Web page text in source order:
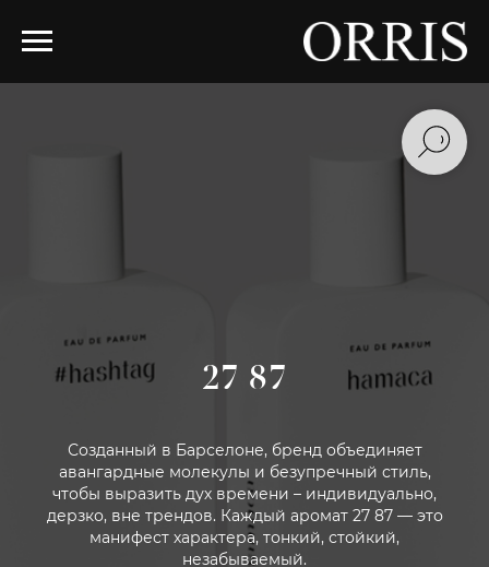
27 87
Созданный в Барселоне, бренд объединяет
авангардные молекулы и безупречный стиль,
чтобы выразить дух времени – индивидуально,
дерзко, вне трендов. Каждый аромат 27 87 — это
манифест характера, тонкий, стойкий,
незабываемый.